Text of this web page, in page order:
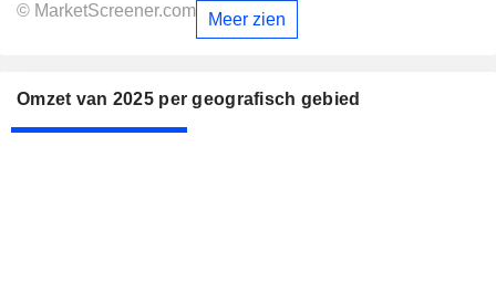
© MarketScreener.com Meer zien
Omzet van 2025 per geografisch gebied